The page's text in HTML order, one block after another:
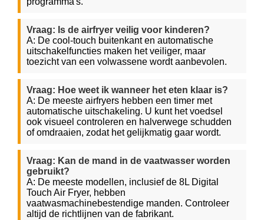
Vraag: Is de airfryer veilig voor kinderen?
A: De cool-touch buitenkant en automatische
uitschakelfuncties maken het veiliger, maar
toezicht van een volwassene wordt aanbevolen.
Vraag: Hoe weet ik wanneer het eten klaar is?
A: De meeste airfryers hebben een timer met
automatische uitschakeling. U kunt het voedsel
ook visueel controleren en halverwege schudden
of omdraaien, zodat het gelijkmatig gaar wordt.
Vraag: Kan de mand in de vaatwasser worden
gebruikt?
A: De meeste modellen, inclusief de 8L Digital
Touch Air Fryer, hebben
vaatwasmachinebestendige manden. Controleer
altijd de richtlijnen van de fabrikant.